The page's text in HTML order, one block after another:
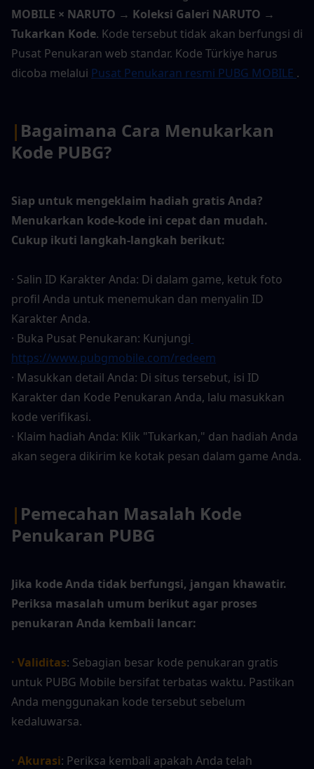
MOBILE × NARUTO → Koleksi Galeri NARUTO →
Tukarkan Kode. Kode tersebut tidak akan berfungsi di
Pusat Penukaran web standar. Kode Türkiye harus
dicoba melalui Pusat Penukaran resmi PUBG MOBILE .
| Bagaimana Cara Menukarkan
Kode PUBG?
Siap untuk mengeklaim hadiah gratis Anda?
Menukarkan kode-kode ini cepat dan mudah.
Cukup ikuti langkah-langkah berikut:
· Salin ID Karakter Anda: Di dalam game, ketuk foto
profil Anda untuk menemukan dan menyalin ID
Karakter Anda.
· Buka Pusat Penukaran: Kunjungi
https://www.pubgmobile.com/redeem
· Masukkan detail Anda: Di situs tersebut, isi ID
Karakter dan Kode Penukaran Anda, lalu masukkan
kode verifikasi.
· Klaim hadiah Anda: Klik "Tukarkan," dan hadiah Anda
akan segera dikirim ke kotak pesan dalam game Anda.
| Pemecahan Masalah Kode
Penukaran PUBG
Jika kode Anda tidak berfungsi, jangan khawatir.
Periksa masalah umum berikut agar proses
penukaran Anda kembali lancar:
· Validitas: Sebagian besar kode penukaran gratis
untuk PUBG Mobile bersifat terbatas waktu. Pastikan
Anda menggunakan kode tersebut sebelum
kedaluwarsa.
· Akurasi: Periksa kembali apakah Anda telah